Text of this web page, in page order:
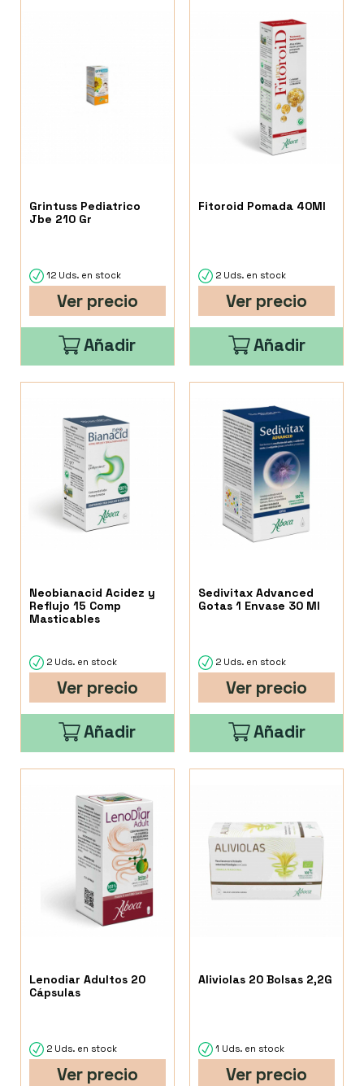
Grintuss Pediatrico
Jbe 210 Gr
12 Uds. en stock
Ver precio
Añadir
Fitoroid Pomada 40Ml
2 Uds. en stock
Ver precio
Añadir
Neobianacid Acidez y
Reflujo 15 Comp
Masticables
2 Uds. en stock
Ver precio
Añadir
Sedivitax Advanced
Gotas 1 Envase 30 Ml
2 Uds. en stock
Ver precio
Añadir
Lenodiar Adultos 20
Cápsulas
2 Uds. en stock
Ver precio
Aliviolas 20 Bolsas 2,2G
1 Uds. en stock
Ver precio